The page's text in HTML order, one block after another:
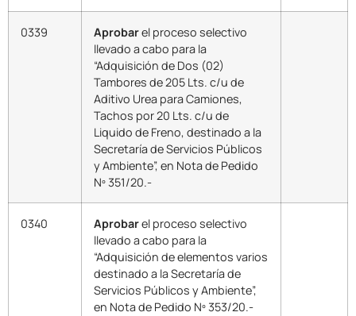
0339 Aprobarel proceso selectivo
llevado a cabo para la
“Adquisición de Dos (02)
Tambores de 205 Lts. c/u de
Aditivo Urea para Camiones,
Tachos por 20 Lts. c/u de
Liquido de Freno, destinado a la
Secretaría de Servicios Públicos
y Ambiente”, en Nota de Pedido
Nº 351/20.-
0340 Aprobarel proceso selectivo
llevado a cabo para la
“Adquisición de elementos varios
destinado a la Secretaría de
Servicios Públicos y Ambiente”,
en Nota de Pedido Nº 353/20.-